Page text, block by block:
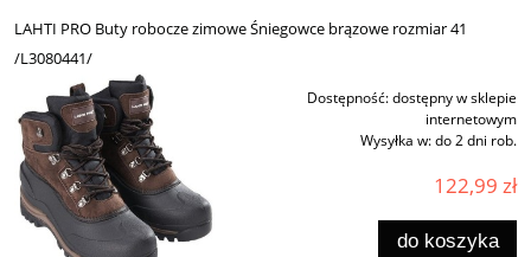
LAHTI PRO Buty robocze zimowe Śniegowce brązowe rozmiar 41
/L3080441/
Dostępność:dostępny w sklepie
internetowym
Wysyłka w:do 2 dni rob.
122,99 zł
do koszyka